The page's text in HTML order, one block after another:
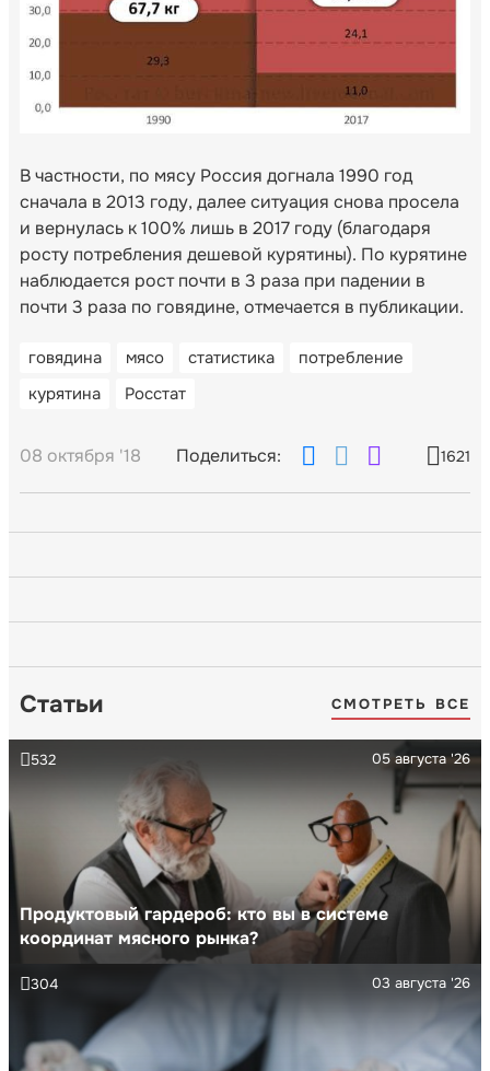
В частности, по мясу Россия догнала 1990 год
сначала в 2013 году, далее ситуация снова просела
и вернулась к 100% лишь в 2017 году (благодаря
росту потребления дешевой курятины). По курятине
наблюдается рост почти в 3 раза при падении в
почти 3 раза по говядине, отмечается в публикации.
говядина мясо статистика
потребление
курятина
Росстат
08 октября '18 Поделиться: 1621
Статьи СМОТРЕТЬ ВСЕ
Продуктовый гардероб: кто вы в системе
координат мясного рынка?
05 августа '26
532
03 августа '26
304